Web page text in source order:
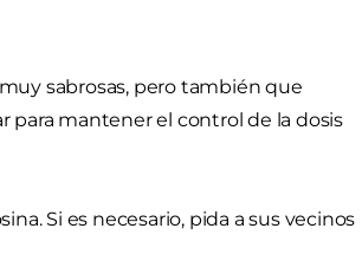
sabrosas, pero también que
para mantener el control de la dosis
Si es necesario, pida a sus vecinos